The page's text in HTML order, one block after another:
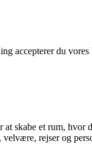
du
et rum, hvor
velvære, rejser og